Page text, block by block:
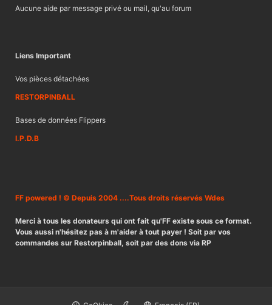
Aucune aide par message privé ou mail, qu'au forum
Liens Important
Vos pièces détachées
RESTORPINBALL
Bases de données Flippers
I.P.D.B
FF powered ! © Depuis 2004 ....Tous droits réservés Wdes
Merci à tous les donateurs qui ont fait qu'FF existe sous ce format.
Vous aussi n'hésitez pas à m'aider à tout payer ! Soit par vos
commandes sur Restorpinball, soit par des dons via RP